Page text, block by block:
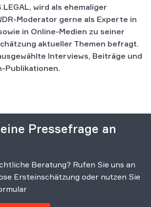
wird als ehemaliger
Moderator gerne als Experte in
in Online-Medien zu seiner
aktueller Themen befragt.
Interviews, Beiträge und
Publikationen.
Pressefrage an
Beratung? Rufen Sie uns an
Ersteinschätzung oder nutzen Sie